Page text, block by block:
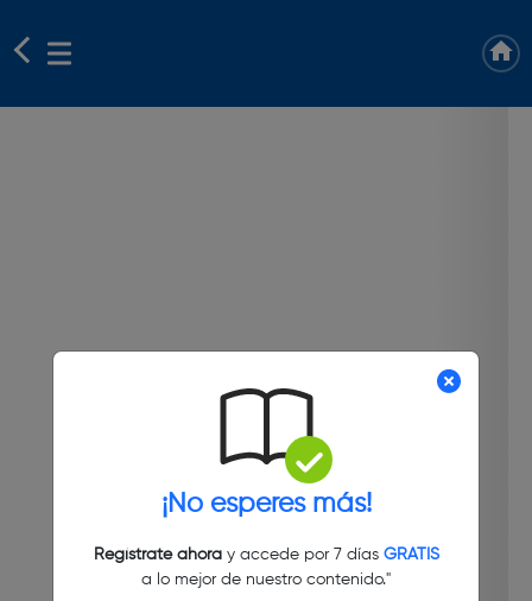
¡No esperes más!
Regístrate ahoray accede por 7 días GRATIS
a lo mejor de nuestro contenido."